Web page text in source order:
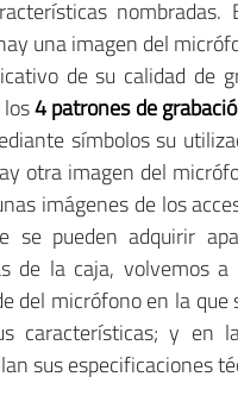
nombradas.
una imagen del
de su calidad de
4 patrones de
símbolos su
otra imagen del
imágenes de los
se pueden adquirir
de la caja, volvemos
del micrófono en la que
características; y en
sus especificaciones